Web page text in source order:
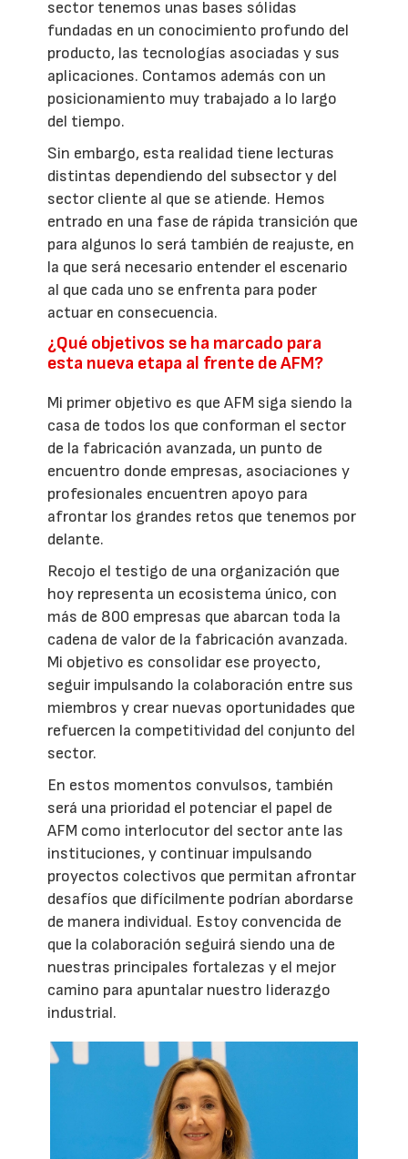
sector tenemos unas bases sólidas
fundadas en un conocimiento profundo del
producto, las tecnologías asociadas y sus
aplicaciones. Contamos además con un
posicionamiento muy trabajado a lo largo
del tiempo.
Sin embargo, esta realidad tiene lecturas
distintas dependiendo del subsector y del
sector cliente al que se atiende. Hemos
entrado en una fase de rápida transición que
para algunos lo será también de reajuste, en
la que será necesario entender el escenario
al que cada uno se enfrenta para poder
actuar en consecuencia.
¿Qué objetivos se ha marcado para
esta nueva etapa al frente de AFM?
Mi primer objetivo es que AFM siga siendo la
casa de todos los que conforman el sector
de la fabricación avanzada, un punto de
encuentro donde empresas, asociaciones y
profesionales encuentren apoyo para
afrontar los grandes retos que tenemos por
delante.
Recojo el testigo de una organización que
hoy representa un ecosistema único, con
más de 800 empresas que abarcan toda la
cadena de valor de la fabricación avanzada.
Mi objetivo es consolidar ese proyecto,
seguir impulsando la colaboración entre sus
miembros y crear nuevas oportunidades que
refuercen la competitividad del conjunto del
sector.
En estos momentos convulsos, también
será una prioridad el potenciar el papel de
AFM como interlocutor del sector ante las
instituciones, y continuar impulsando
proyectos colectivos que permitan afrontar
desafíos que difícilmente podrían abordarse
de manera individual. Estoy convencida de
que la colaboración seguirá siendo una de
nuestras principales fortalezas y el mejor
camino para apuntalar nuestro liderazgo
industrial.